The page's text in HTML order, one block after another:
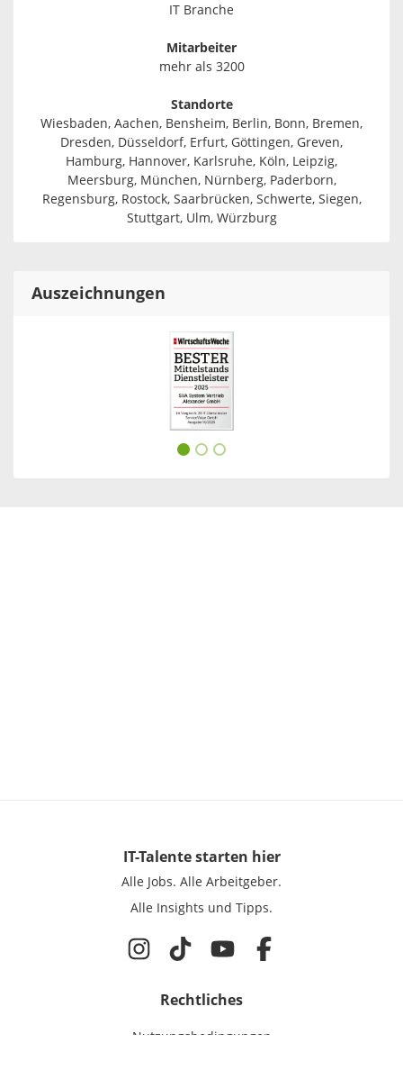
IT Branche
Mitarbeiter
mehr als 3200
Standorte
Wiesbaden, Aachen, Bensheim, Berlin, Bonn, Bremen,
Dresden, Düsseldorf, Erfurt, Göttingen, Greven,
Hamburg, Hannover, Karlsruhe, Köln, Leipzig,
Meersburg, München, Nürnberg, Paderborn,
Regensburg, Rostock, Saarbrücken, Schwerte, Siegen,
Stuttgart, Ulm, Würzburg
Auszeichnungen
IT-Talentestarten hier
Alle Jobs. Alle Arbeitgeber.
Alle Insights und Tipps.
Rechtliches
Nutzungsbedingungen